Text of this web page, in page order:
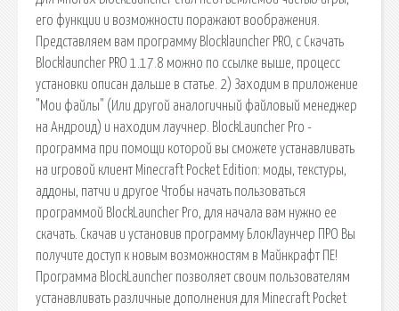
его функции и возможности поражают воображения.
Представляем вам программу Blocklauncher PRO, с Скачать
Blocklauncher PRO 1.17.8 можно по ссылке выше, процесс
установки описан дальше в статье. 2) Заходим в приложение
"Мои файлы" (Или другой аналогичный файловый менеджер
на Андроид) и находим лаучнер. BlockLauncher Pro -
программа при помощи которой вы сможете устанавливать
на игровой клиент Minecraft Pocket Edition: моды, текстуры,
аддоны, патчи и другое Чтобы начать пользоваться
программой BlockLauncher Pro, для начала вам нужно ее
скачать. Скачав и установив программу БлокЛаунчер ПРО Вы
получите доступ к новым возможностям в Майнкрафт ПЕ!
Программа BlockLauncher позволяет своим пользователям
устанавливать различные дополнения для Minecraft Pocket